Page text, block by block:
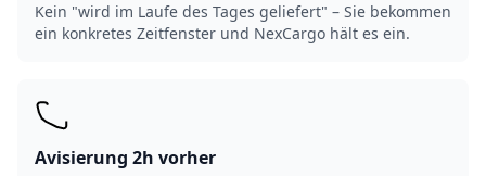
Kein "wird im Laufe des Tages geliefert" – Sie bekommen
ein konkretes Zeitfenster und NexCargo hält es ein.
Avisierung 2h vorher